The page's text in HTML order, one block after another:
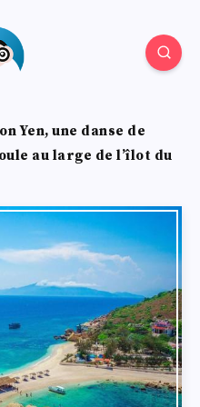
Yen, une danse de
au large de l’îlot du